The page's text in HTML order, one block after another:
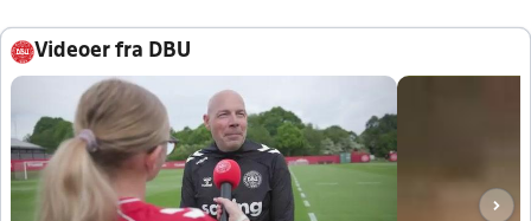
Videoer fra DBU